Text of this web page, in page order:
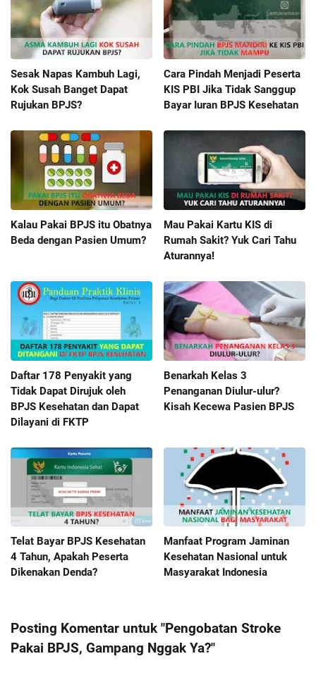
Sesak Napas Kambuh Lagi,
Kok Susah Banget Dapat
Rujukan BPJS?
Cara Pindah Menjadi Peserta
KIS PBI Jika Tidak Sanggup
Bayar Iuran BPJS Kesehatan
Kalau Pakai BPJS itu Obatnya
Beda dengan Pasien Umum?
Mau Pakai Kartu KIS di
Rumah Sakit? Yuk Cari Tahu
Aturannya!
Daftar 178 Penyakit yang
Tidak Dapat Dirujuk oleh
BPJS Kesehatan dan Dapat
Dilayani di FKTP
Benarkah Kelas 3
Penanganan Diulur-ulur?
Kisah Kecewa Pasien BPJS
Telat Bayar BPJS Kesehatan
4 Tahun, Apakah Peserta
Dikenakan Denda?
Manfaat Program Jaminan
Kesehatan Nasional untuk
Masyarakat Indonesia
Posting Komentar untuk "Pengobatan Stroke
Pakai BPJS, Gampang Nggak Ya?"